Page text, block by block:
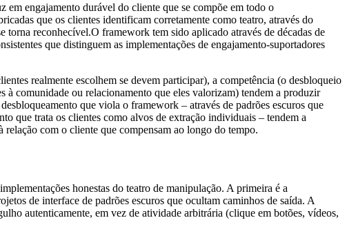
em engajamento durável do cliente que se compõe em todo o
que os clientes identificam corretamente como teatro, através do
reconhecível.O framework tem sido aplicado através de décadas de
que distinguem as implementações de engajamento-suportadores
realmente escolhem se devem participar), a competência (o desbloqueio
comunidade ou relacionamento que eles valorizam) tendem a produzir
que viola o framework – através de padrões escuros que
que trata os clientes como alvos de extração individuais – tendem a
relação com o cliente que compensam ao longo do tempo.
honestas do teatro de manipulação. A primeira é a
de interface de padrões escuros que ocultam caminhos de saída. A
autenticamente, em vez de atividade arbitrária (clique em botões, vídeos,